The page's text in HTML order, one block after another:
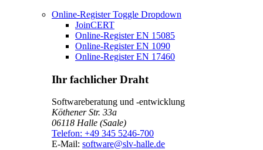
Online-RegisterToggle Dropdown
JoinCERT
Online-Register EN 15085
Online-Register EN 1090
Online-Register EN 17460
Ihr fachlicher Draht
Softwareberatung und -entwicklung
Köthener Str. 33a
06118 Halle (Saale)
Telefon: +49 345 5246-700
E-Mail: software@slv-halle.de